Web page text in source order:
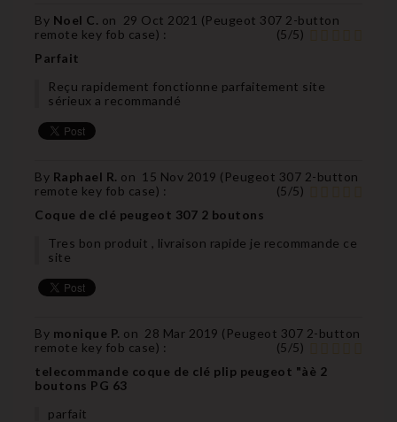
By Noel C. on 29 Oct 2021 (Peugeot 307 2-button
remote key fob case) : (5/5)
Parfait
Reçu rapidement fonctionne parfaitement site
sérieux a recommandé
By Raphael R. on 15 Nov 2019 ( Peugeot 307 2-button
remote key fob case) : (5/5)
Coque de clé peugeot 307 2 boutons
Tres bon produit , livraison rapide je recommande ce
site
By monique P. on 28 Mar 2019 ( Peugeot 307 2-button
remote key fob case) : (5/5)
telecommande coque de clé plip peugeot "àè 2
boutons PG 63
parfait